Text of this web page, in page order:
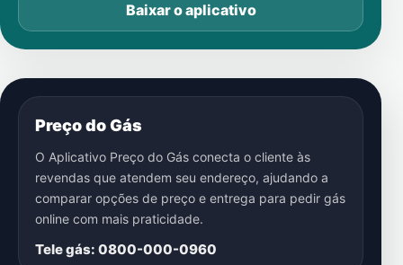
Baixar o aplicativo
Preço do Gás
O Aplicativo Preço do Gás conecta o cliente às
revendas que atendem seu endereço, ajudando a
comparar opções de preço e entrega para pedir gás
online com mais praticidade.
Tele gás: 0800-000-0960